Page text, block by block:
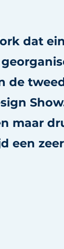
dat
de
maar
een